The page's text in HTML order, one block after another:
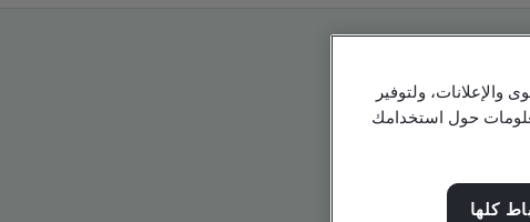
ولتوفير
حول استخدامك
كلها